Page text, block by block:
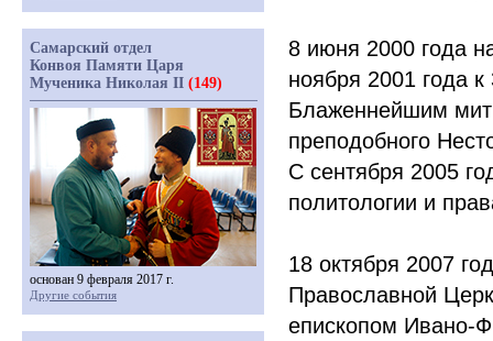
8 июня 2000 года
ноября 2001 года
Блаженнейшим
преподобного
С сентября 2005
политологии и
18 октября 2007
Православной
епископом Ивано-
Самарский отдел
Конвоя Памяти Царя
Мученика Николая II (149)
основан 9 февраля 2017 г.
Другие события